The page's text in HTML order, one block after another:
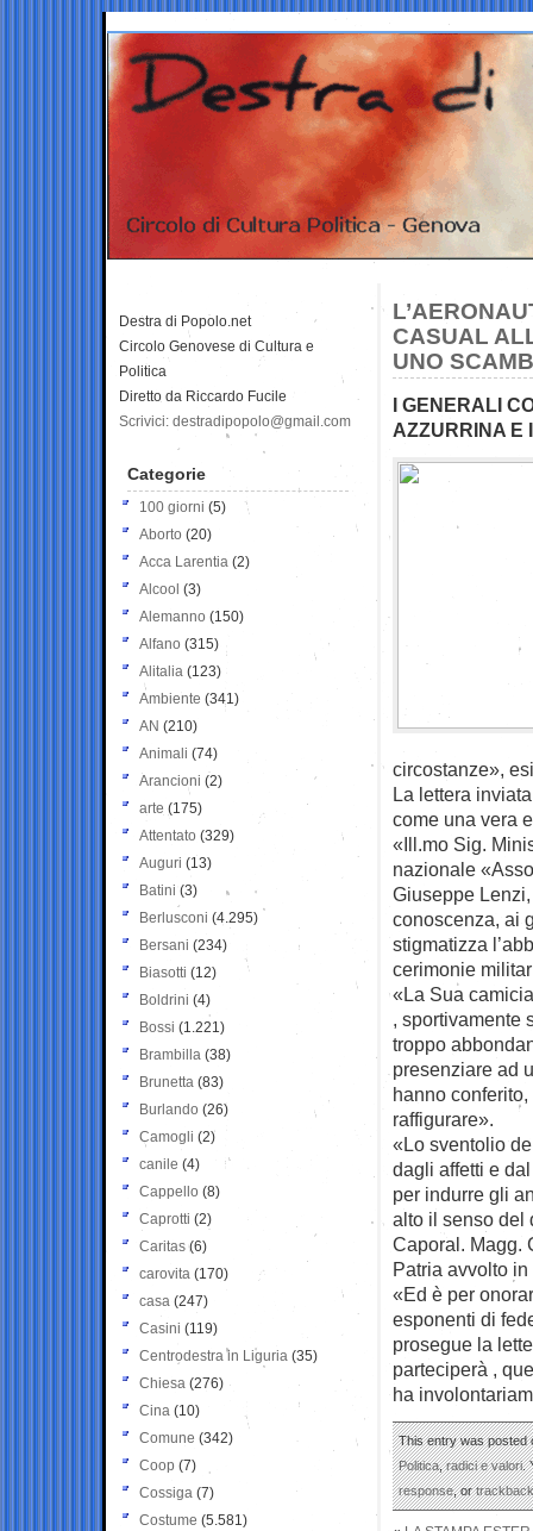
CASUAL
UNO
I GENERALI
AZZURRINA E
circostanze»,
La lettera
come una vera
«Ill.mo Sig.
nazionale
Giuseppe
conoscenza, ai
stigmatizza
cerimonie
«La Sua
, sportivamente
troppo
presenziare ad
hanno conferito,
raffigurare».
«Lo sventolio
dagli affetti e
per indurre gli
alto il senso del
Caporal. Magg.
Patria avvolto
«Ed è per
esponenti di
prosegue la
parteciperà ,
ha
This entry was posted
Politica,radici e valori.
response, ortrackback
Destra di Popolo.net
Circolo Genovese di Cultura e
Politica
Diretto da Riccardo Fucile
Scrivici: destradipopolo@gmail.com
Categorie
100 giorni (5)
Aborto (20)
Acca Larentia (2)
Alcool (3)
Alemanno (150)
Alfano (315)
Alitalia (123)
Ambiente (341)
AN (210)
Animali (74)
Arancioni (2)
arte (175)
Attentato (329)
Auguri (13)
Batini (3)
Berlusconi (4.295)
Bersani (234)
Biasotti (12)
Boldrini (4)
Bossi (1.221)
Brambilla (38)
Brunetta (83)
Burlando (26)
Camogli (2)
canile (4)
Cappello (8)
Caprotti (2)
Caritas (6)
carovita (170)
casa (247)
Casini (119)
Centrodestra in Liguria (35)
Chiesa (276)
Cina (10)
Comune (342)
Coop (7)
Cossiga (7)
Costume (5.581)